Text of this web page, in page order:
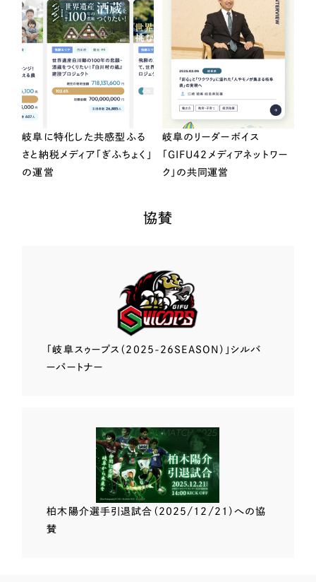
岐阜に特化した共感型ふる
さと納税メディア「ぎふちょく」
の運営
岐阜のリーダーボイス
「GIFU42メディアネットワー
ク」の共同運営
協賛
「岐阜スゥープス （2025-26SEASON）」 シルバ
ーパートナー
柏木陽介選手引退試合（2025/12/21）への協
賛